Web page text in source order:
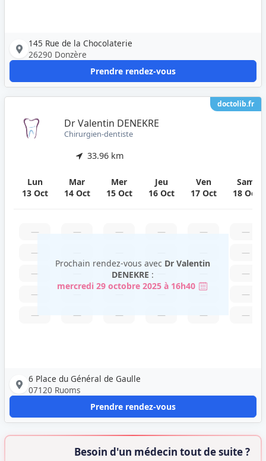
145 Rue de la Chocolaterie
26290 Donzère
Prendre rendez-vous
doctolib.fr
Dr Valentin DENEKRE
Chirurgien-dentiste
33.96 km
Lun
13 Oct
Mar
14 Oct
Mer
15 Oct
Jeu
16 Oct
Ven
17 Oct
Sam
18 Oct
—
—
—
—
—
—
—
—
—
—
—
—
—
—
—
—
—
—
—
Prochain rendez-vous avec Dr Valentin
DENEKRE :
mercredi 29 octobre 2025 à 16h40
6 Place du Général de Gaulle
07120 Ruoms
Prendre rendez-vous
Besoin d'un médecin tout de suite ?